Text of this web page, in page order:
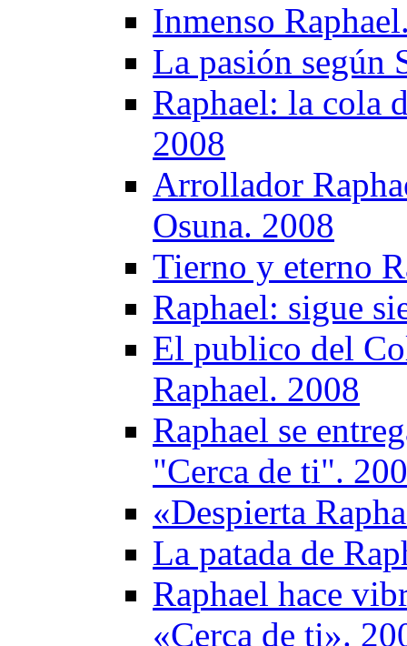
Inmenso
La pasión según
Raphael: la cola
2008
Arrollador
Osuna. 2008
Tierno y eterno
Raphael: sigue
El publico del
Raphael. 2008
Raphael se
"Cerca de ti".
«Despierta
La patada de
Raphael hace
«Cerca de ti».